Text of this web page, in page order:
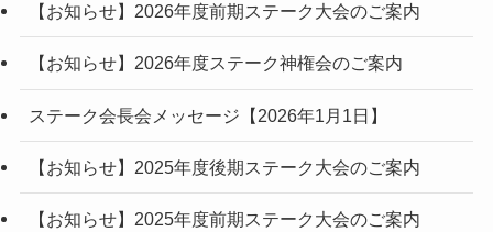
【お知らせ】2026年度前期ステーク大会のご案内
【お知らせ】2026年度ステーク神権会のご案内
ステーク会長会メッセージ【2026年1月1日】
【お知らせ】2025年度後期ステーク大会のご案内
【お知らせ】2025年度前期ステーク大会のご案内